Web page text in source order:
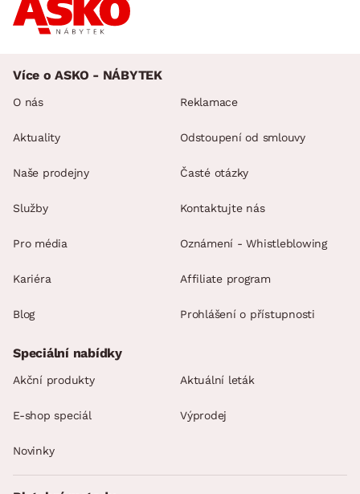
Více o ASKO - NÁBYTEK
O nás
Aktuality
Naše prodejny
Služby
Pro média
Kariéra
Blog
Reklamace
Odstoupení od smlouvy
Časté otázky
Kontaktujte nás
Oznámení - Whistleblowing
Affiliate program
Prohlášení o přístupnosti
Speciální nabídky
Akční produkty Aktuální leták
E-shop speciál Výprodej
Novinky